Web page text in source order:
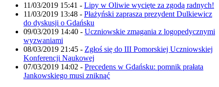
11/03/2019 15:41 - Lipy w Oliwie wycięte za zgodą radnych!
11/03/2019 13:48 - Płażyński zaprasza prezydent Dulkiewicz
do dyskusji o Gdańsku
09/03/2019 14:40 - Uczniowskie zmagania z logopedycznymi
wyzwaniami
08/03/2019 21:45 - Zgłoś się do III Pomorskiej Uczniowskiej
Konferencji Naukowej
07/03/2019 14:02 - Precedens w Gdańsku: pomnik prałata
Jankowskiego musi zniknąć